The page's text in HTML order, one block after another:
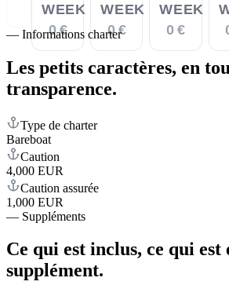
WEEK
0 €
WEEK
0 €
WEEK
0 €
— Informations charter
Les petits caractères, en
transparence.
Type de charter
Bareboat
Caution
4,000 EUR
Caution assurée
1,000 EUR
— Suppléments
Ce qui est inclus, ce qui est
supplément.